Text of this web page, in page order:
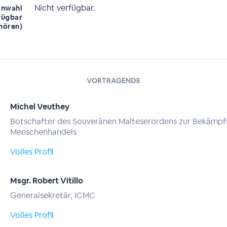
Nicht verfügbar.
VORTRAGENDE
Michel Veuthey
Botschafter des Souveränen Malteserordens zur
Menschenhandels
Volles Profil
Msgr. Robert Vitillo
Generalsekretär, ICMC
Volles Profil